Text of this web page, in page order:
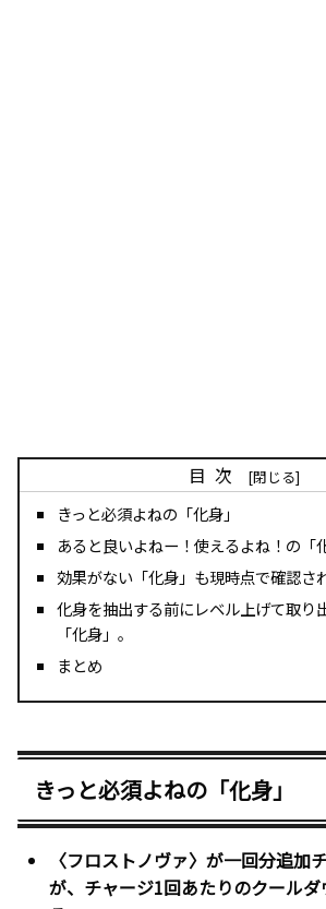
目次
きっと必須よねの「化身」
あると良いよねー！使えるよね！の「
効果がない「化身」も現時点で確認さ
化身を抽出する前にレベル上げて取り
「化身」。
まとめ
きっと必須よねの「化身」
〈フロストノヴァ〉が一回分追加
が、チャージ1回あたりのクール